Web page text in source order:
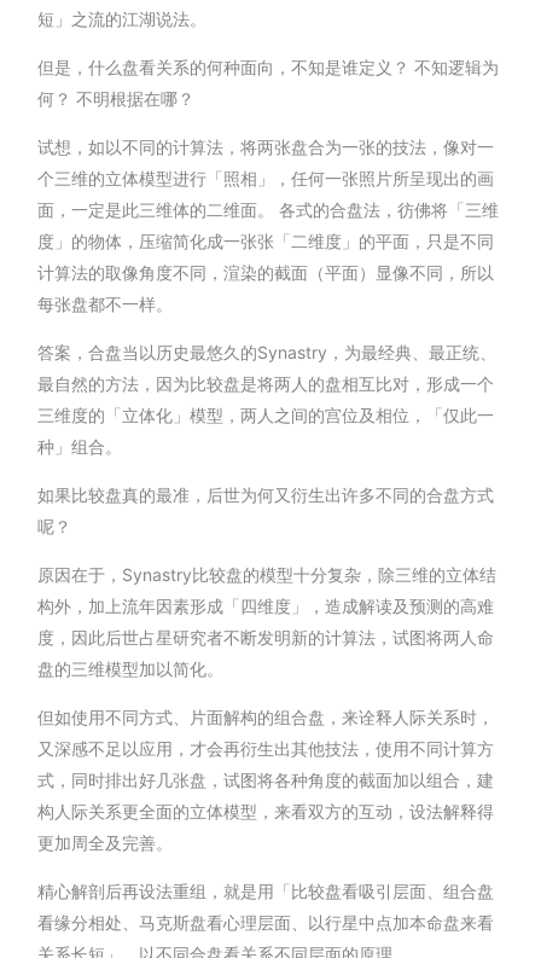
短」之流的江湖说法。
但是，什么盘看关系的何种面向，不知是谁定义？ 不知逻辑为
何？ 不明根据在哪？
试想，如以不同的计算法，将两张盘合为一张的技法，像对一
个三维的立体模型进行「照相」，任何一张照片所呈现出的画
面，一定是此三维体的二维面。 各式的合盘法，彷佛将「三维
度」的物体，压缩简化成一张张「二维度」的平面，只是不同
计算法的取像角度不同，渲染的截面（平面）显像不同，所以
每张盘都不一样。
答案，合盘当以历史最悠久的Synastry，为最经典、最正统、
最自然的方法，因为比较盘是将两人的盘相互比对，形成一个
三维度的「立体化」模型，两人之间的宫位及相位，「仅此一
种」组合。
如果比较盘真的最准，后世为何又衍生出许多不同的合盘方式
呢？
原因在于，Synastry比较盘的模型十分复杂，除三维的立体结
构外，加上流年因素形成「四维度」，造成解读及预测的高难
度，因此后世占星研究者不断发明新的计算法，试图将两人命
盘的三维模型加以简化。
但如使用不同方式、片面解构的组合盘，来诠释人际关系时，
又深感不足以应用，才会再衍生出其他技法，使用不同计算方
式，同时排出好几张盘，试图将各种角度的截面加以组合，建
构人际关系更全面的立体模型，来看双方的互动，设法解释得
更加周全及完善。
精心解剖后再设法重组，就是用「比较盘看吸引层面、组合盘
看缘分相处、马克斯盘看心理层面、以行星中点加本命盘来看